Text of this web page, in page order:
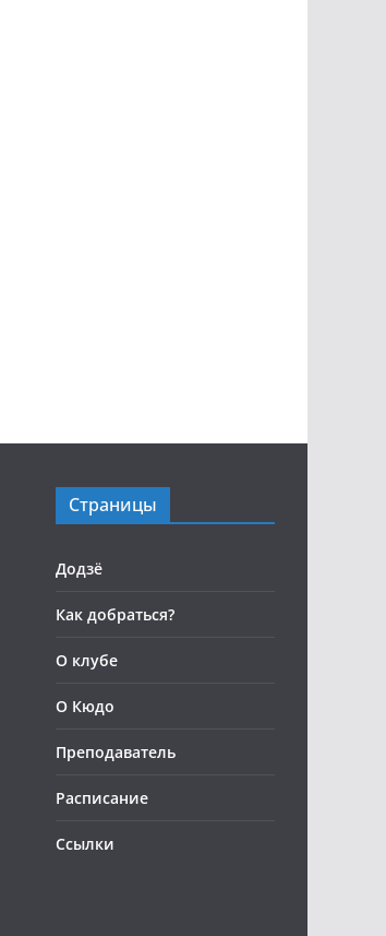
Страницы
Додзё
Как добраться?
О клубе
О Кюдо
Преподаватель
Расписание
Ссылки